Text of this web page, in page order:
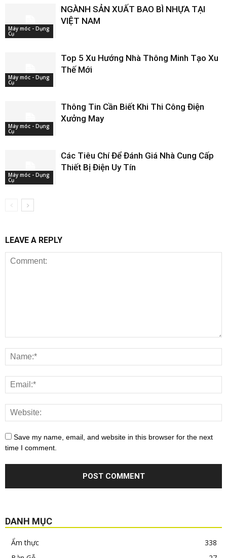
Máy móc - Dụng
Cụ
NGÀNH SẢN XUẤT BAO BÌ NHỰA TẠI
VIỆT NAM
Máy móc - Dụng
Cụ
Top 5 Xu Hướng Nhà Thông Minh Tạo Xu
Thế Mới
Máy móc - Dụng
Cụ
Thông Tin Cần Biết Khi Thi Công Điện
Xưởng May
Máy móc - Dụng
Cụ
Các Tiêu Chí Để Đánh Giá Nhà Cung Cấp
Thiết Bị Điện Uy Tín
LEAVE A REPLY
Save my name, email, and website in this browser for the next
time I comment.
DANH MỤC
Ẩm thực
338